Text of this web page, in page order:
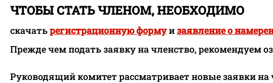
ЧТОБЫ СТАТЬ ЧЛЕНОМ, НЕОБХОДИМО
скачатьрегистрационную формуизаявление о
Прежде чем подать заявку на членство, рекомендуем
Руководящий комитет рассматривает новые заявки